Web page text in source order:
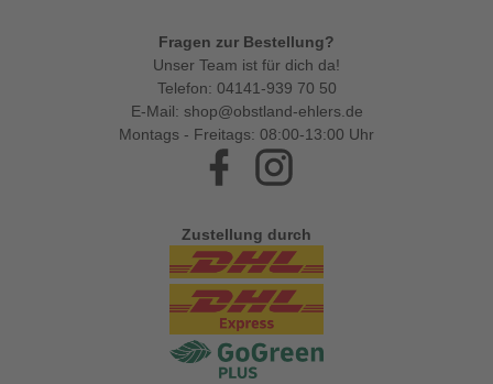
Fragen zur Bestellung?
Unser Team ist für dich da!
Telefon: 04141-939 70 50
E-Mail: shop@obstland-ehlers.de
Montags - Freitags: 08:00-13:00 Uhr
Facebook
Zustellung durch